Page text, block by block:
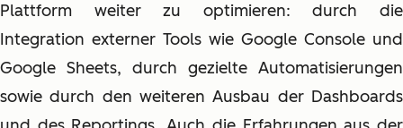
Plattform weiter zu optimieren: durch die
Integration externer Tools wie Google Console und
Google Sheets, durch gezielte Automatisierungen
sowie durch den weiteren Ausbau der Dashboards